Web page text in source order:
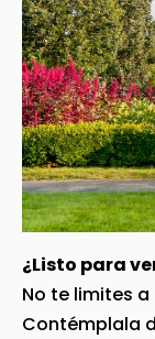
¿Listo para
No te limites
Contémplala